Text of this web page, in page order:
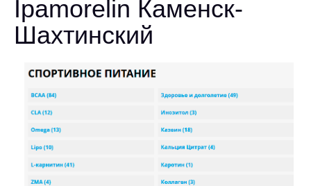
Ipamorelin Каменск-
Шахтинский